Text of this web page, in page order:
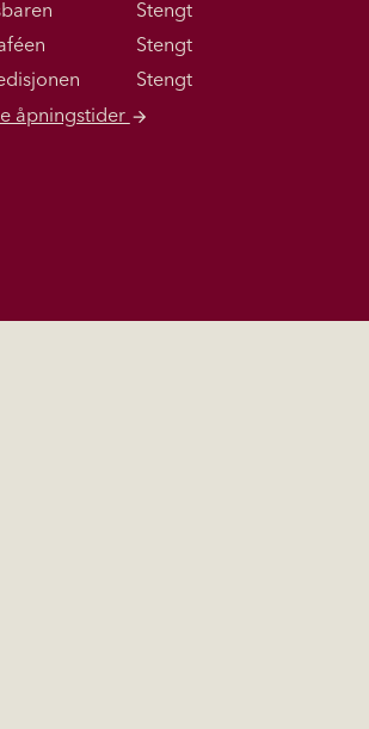
Stengt
Stengt
Stengt
åpningstider